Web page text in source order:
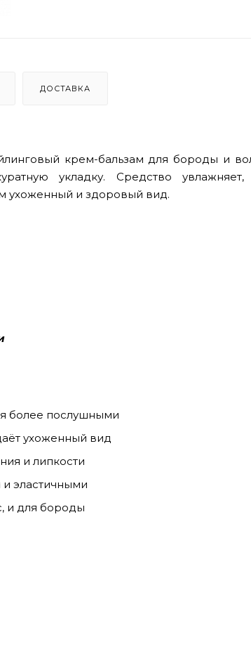
ДОСТАВКА
крем-бальзам для бороды и
укладку. Средство
ухоженный и здоровый вид.
более послушными
ухоженный вид
и липкости
эластичными
и для бороды